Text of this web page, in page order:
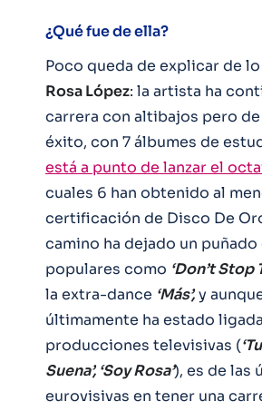
¿Qué fue de ella?
Poco queda de explicar de
Rosa López: la artista ha
carrera con altibajos pero
éxito, con 7 álbumes de
está a punto de lanzar el
cuales 6 han obtenido al
certificación de Disco De
camino ha dejado un
populares como ‘Don’t Stop
la extra-dance ‘Más’,y
últimamente ha estado
producciones televisivas (
Suena’, ‘Soy Rosa’), es de las
eurovisivas en tener una